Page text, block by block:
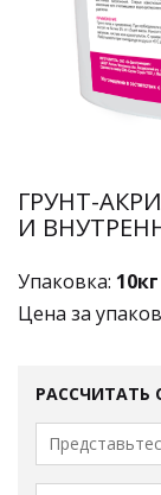
ГРУНТ-
И
Упаковка: 10кг
Цена за
РАССЧИТАТЬ